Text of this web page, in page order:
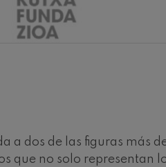
dos de las figuras más
que no solo representan